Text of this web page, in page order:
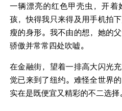
一辆漂亮的红色甲壳虫，开着
孩，快得我只来得及用手机拍
瘦的身形。我不由的想，她的
骄傲并常常四处吹嘘。
在金融街，望着一排高大闪光
觉已来到了纽约。难怪全世界
实在是既便宜又精彩的不二选择。